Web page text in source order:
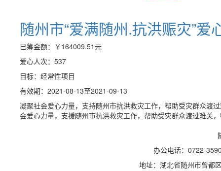
随州市“爱满随州.抗洪赈灾”爱
已筹金额： ￥164009.51元
爱心人次：537
目标：经常性项目
有效期：2021-08-13至2021-09-13
凝聚社会爱心力量，支持随州市抗洪救灾工作，帮助受灾群众渡
会爱心力量，支援随州市抗洪救灾工作，帮助受灾群众渡过难关
办公电话：0722-
地址：湖北省随州市曾都